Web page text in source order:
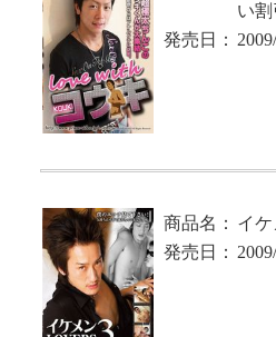
い
発売日：
商品名： イ
発売日：